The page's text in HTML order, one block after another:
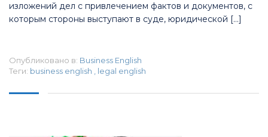
изложений дел с привлечением фактов и документов, с
которым стороны выступают в суде, юридической […]
Опубликовано в: Business English
Теги: business english , legal english